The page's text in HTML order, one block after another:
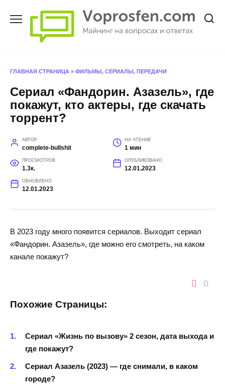
ГЛАВНАЯ СТРАНИЦА » ФИЛЬМЫ, СЕРИАЛЫ, ПЕРЕДАЧИ
Сериал «Фандорин. Азазель», где
покажут, кто актеры, где скачать
торрент?
АВТОР
complete-bullshit
НА ЧТЕНИЕ
1 мин
ПРОСМОТРОВ
1.3к.
ОПУБЛИКОВАНО
12.01.2023
ОБНОВЛЕНО
12.01.2023
В 2023 году много появится сериалов. Выходит сериал
«Фандорин. Азазель», где можно его смотреть, на каком
канале покажут?
0
Похожие Страницы:
Сериал «Жизнь по вызову» 2 сезон, дата выхода и
где покажут?
Сериал Азазель (2023) — где снимали, в каком
городе?